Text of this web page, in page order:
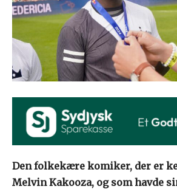
Den folkekære komiker, der er
Melvin Kakooza, og som havde